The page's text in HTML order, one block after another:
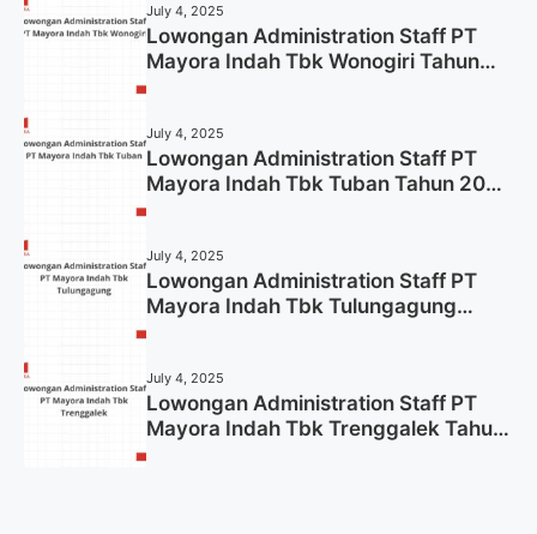
July 4, 2025
Lowongan Administration Staff PT
Mayora Indah Tbk Wonogiri Tahun
July 4, 2025
Lowongan Administration Staff PT
Mayora Indah Tbk Tuban Tahun 2025
July 4, 2025
Lowongan Administration Staff PT
Mayora Indah Tbk Tulungagung
July 4, 2025
Lowongan Administration Staff PT
Mayora Indah Tbk Trenggalek Tahun